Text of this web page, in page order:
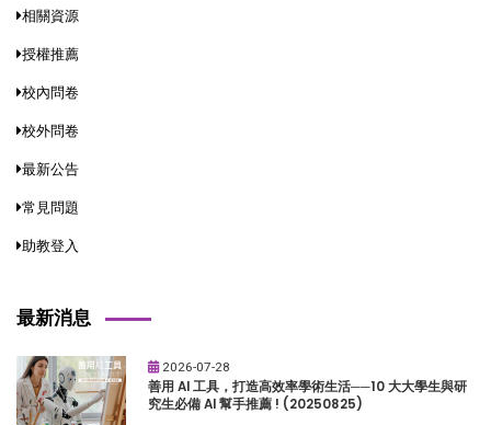
相關資源
授權推薦
校內問卷
校外問卷
最新公告
常見問題
助教登入
最新消息
2026-07-28
善用 AI 工具，打造高效率學術生活──10 大大學生與研
究生必備 AI 幫手推薦 ! (20250825)